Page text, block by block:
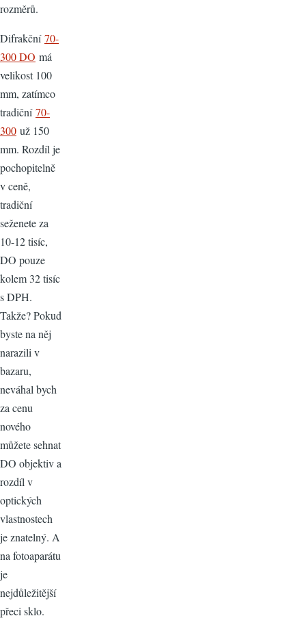
rozměrů.
Difrakční70-
300 DO má
velikost 100
mm, zatímco
tradiční70-
300 už 150
mm. Rozdíl je
pochopitelně
v ceně,
tradiční
seženete za
10-12 tisíc,
DO pouze
kolem 32 tisíc
s DPH.
Takže? Pokud
byste na něj
narazili v
bazaru,
neváhal bych
za cenu
nového
můžete sehnat
DO objektiv a
rozdíl v
optických
vlastnostech
je znatelný. A
na fotoaparátu
je
nejdůležitější
přeci sklo.